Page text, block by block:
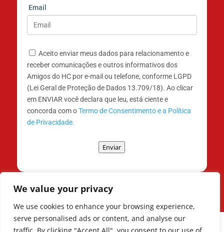
We value your privacy
We use cookies to enhance your browsing experience,
serve personalised ads or content, and analyse our
Email
Aceito enviar meus dados para relacionamento e
receber comunicações e outros informativos dos
Amigos do HC por e-mail ou telefone, conforme LGPD
(Lei Geral de Proteção de Dados 13.709/18). Ao clicar
em ENVIAR você declara que leu, está ciente e
concorda com oTermo de Consentimento e a Política
de Privacidade.
Enviar